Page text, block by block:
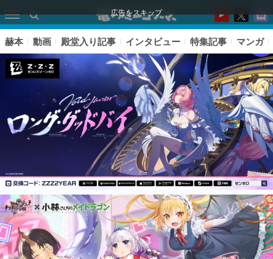
広告をスキップ
ピックアップ
電ファミのいま読まれている記事ランキング
赫本 動画 殿堂入り記事 インタビュー 特集記事 マンガ